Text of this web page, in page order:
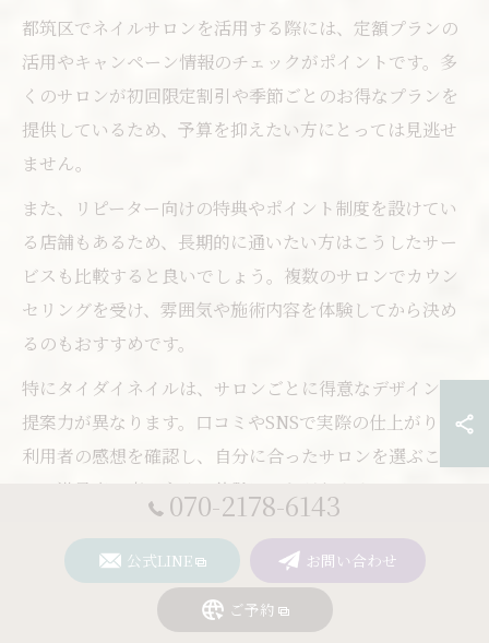
都筑区でネイルサロンを活用する際には、定額プランの
活用やキャンペーン情報のチェックがポイントです。多
くのサロンが初回限定割引や季節ごとのお得なプランを
提供しているため、予算を抑えたい方にとっては見逃せ
ません。
また、リピーター向けの特典やポイント制度を設けてい
る店舗もあるため、長期的に通いたい方はこうしたサー
ビスも比較すると良いでしょう。複数のサロンでカウン
セリングを受け、雰囲気や施術内容を体験してから決め
るのもおすすめです。
特にタイダイネイルは、サロンごとに得意なデザインや
提案力が異なります。口コミやSNSで実際の仕上がりや
利用者の感想を確認し、自分に合ったサロンを選ぶこと
で、満足度の高いネイル体験につながります。
ららぽーとネイルでトレンドを先
取りしよう
070-2178-6143
公式LINE お問い合わせ
ご予約